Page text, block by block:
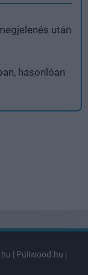
után
hasonlóan
| Puliwood.hu |